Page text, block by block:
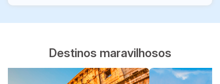
Destinos maravilhosos